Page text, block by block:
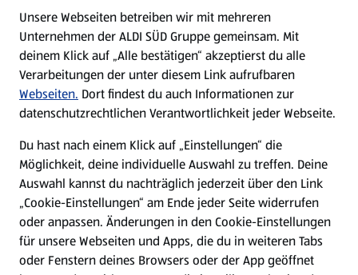
Nachhaltigkeit
Karriere
Presse
Hilfe & Kontakt
(öffnet in einem neuen Tab)
Unternehmen
Unsere Webseiten betreiben wir mit mehreren
Unternehmen der ALDI SÜD Gruppe gemeinsam. Mit
deinem Klick auf „Alle bestätigen“ akzeptierst du alle
Verarbeitungen der unter diesem Link aufrufbaren
Webseiten. Dort findest du auch Informationen zur
datenschutzrechtlichen Verantwortlichkeit jeder Webseite.
Du hast nach einem Klick auf „Einstellungen“ die
Möglichkeit, deine individuelle Auswahl zu treffen. Deine
Auswahl kannst du nachträglich jederzeit über den Link
„Cookie-Einstellungen“ am Ende jeder Seite widerrufen
oder anpassen. Änderungen in den Cookie-Einstellungen
für unsere Webseiten und Apps, die du in weiteren Tabs
oder Fenstern deines Browsers oder der App geöffnet